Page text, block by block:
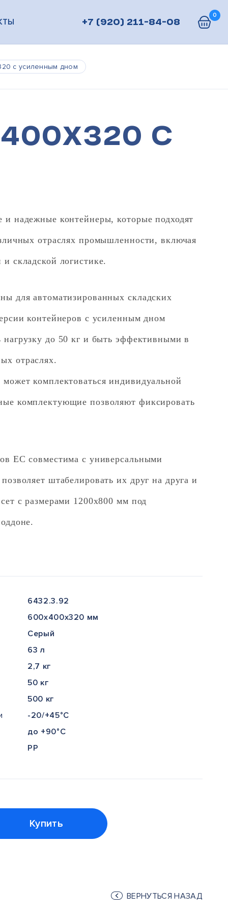
+7 (920) 211-84-08
0
с усиленным дном
с
надежные контейнеры, которые подходят
отраслях промышленности, включая
складской логистике.
для автоматизированных складских
контейнеров с усиленным дном
нагрузку до 50 кг и быть эффективными в
отраслях.
комплектоваться индивидуальной
комплектующие позволяют фиксировать
EC совместима с универсальными
штабелировать их друг на друга и
с размерами 1200х800 мм под
6432.3.92
600x400x320 мм
Серый
63 л
2,7 кг
50 кг
500 кг
-20/+45°С
до +90°С
РР
Купить
ВЕРНУТЬСЯ НАЗАД